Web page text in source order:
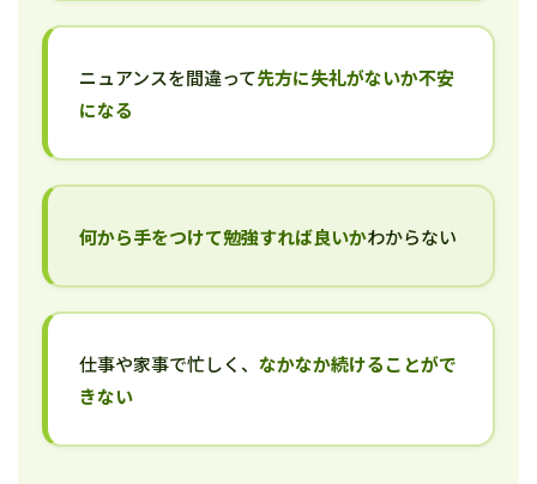
ニュアンスを間違って先方に失礼がないか不安
になる
何から手をつけて勉強すれば良いかわからない
仕事や家事で忙しく、 なかなか続けることがで
きない